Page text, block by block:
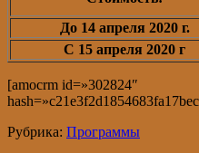
До 14 апреля 2020 г.
С 15 апреля 2020 г
[amocrm id=»302824″
Рубрика: Программы